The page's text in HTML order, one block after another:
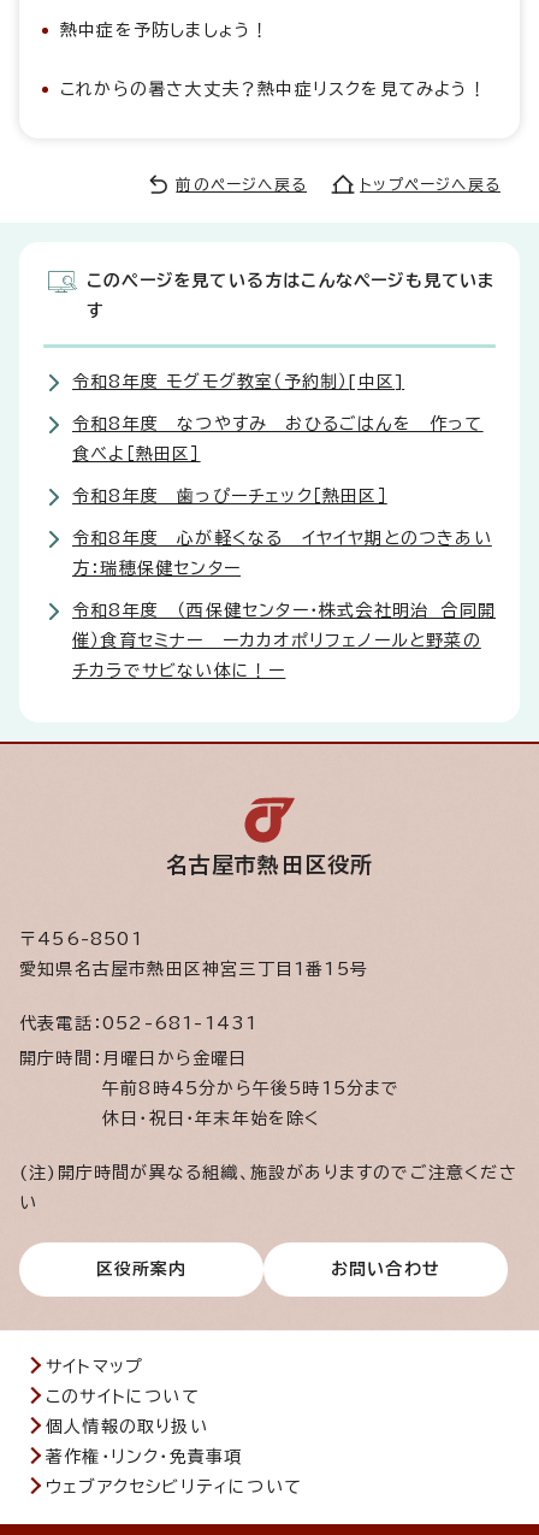
熱中症を予防しましょう！
これからの暑さ大丈夫？熱中症リスクを見てみよう！
前のページへ戻る トップページへ戻る
このページを見ている方はこんなページも見ていま
す
令和8年度 モグモグ教室（予約制）[中区]
令和8年度 なつやすみ おひるごはんを 作って
食べよ［熱田区］
令和8年度 歯っぴーチェック［熱田区］
令和8年度 心が軽くなる イヤイヤ期とのつきあい
方：瑞穂保健センター
令和8年度 （西保健センター・株式会社明治 合同開
催）食育セミナー ーカカオポリフェノールと野菜の
チカラでサビない体に！ー
名古屋市熱田区役所
〒456-8501
愛知県名古屋市熱田区神宮三丁目1番15号
代表電話： 052-681-1431
開庁時間： 月曜日から金曜日
午前8時45分から午後5時15分まで
休日・祝日・年末年始を除く
(注)開庁時間が異なる組織、施設がありますのでご注意くださ
い
区役所案内 お問い合わせ
サイトマップ
このサイトについて
個人情報の取り扱い
著作権・リンク・免責事項
ウェブアクセシビリティについて